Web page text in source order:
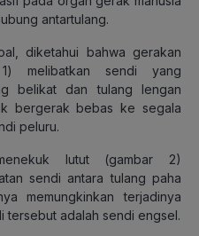
antartulang.
diketahui bahwa gerakan
melibatkan sendi yang
belikat dan tulang lengan
bergerak bebas ke segala
peluru.
lutut (gambar 2)
sendi antara tulang paha
memungkinkan terjadinya
tersebut adalah sendi engsel.